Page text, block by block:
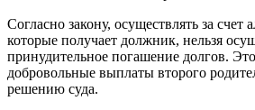
Согласно закону, осуществлять за счет
которые получает должник, нельзя
принудительное погашение долгов.
добровольные выплаты второго
решению суда.